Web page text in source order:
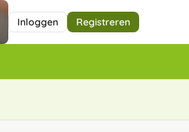
Inloggen Registreren